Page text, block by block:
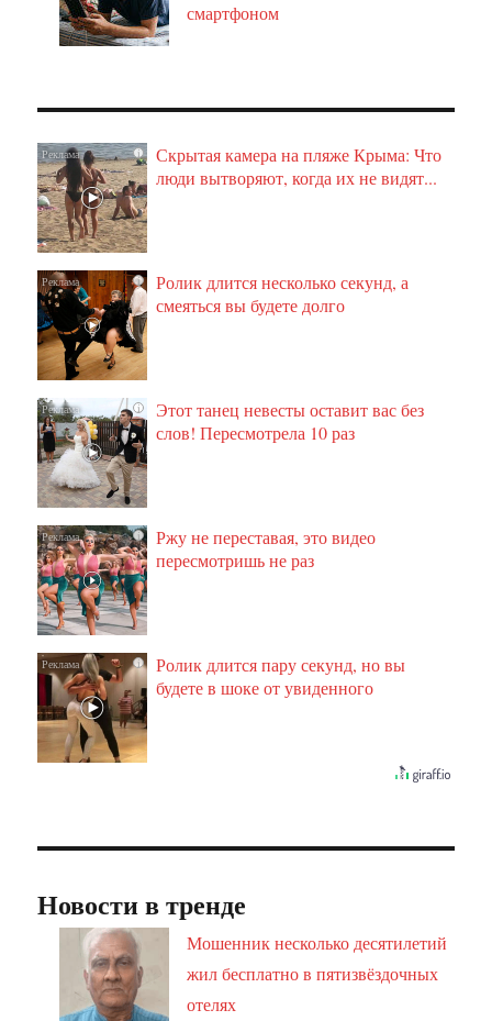
смартфоном
i
Скрытая камера на пляже Крыма: Что
люди вытворяют, когда их не видят...
i
Ролик длится несколько секунд, а
смеяться вы будете долго
i
Этот танец невесты оставит вас без
слов! Пересмотрела 10 раз
i
Ржу не переставая, это видео
пересмотришь не раз
i
Ролик длится пару секунд, но вы
будете в шоке от увиденного
Новости в тренде
Мошенник несколько десятилетий
жил бесплатно в пятизвёздочных
отелях